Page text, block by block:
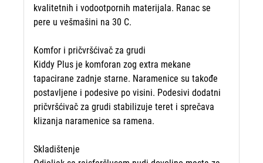
kvalitetnih i vodootpornih materijala. Ranac se
pere u vešmašini na 30 C.
Komfor i pričvršćivač za grudi
Kiddy Plus je komforan zog extra mekane
tapacirane zadnje starne. Naramenice su takođe
postavljene i podesive po visini. Podesivi dodatni
pričvršćivač za grudi stabilizuje teret i sprečava
klizanja naramenice sa ramena.
Skladištenje